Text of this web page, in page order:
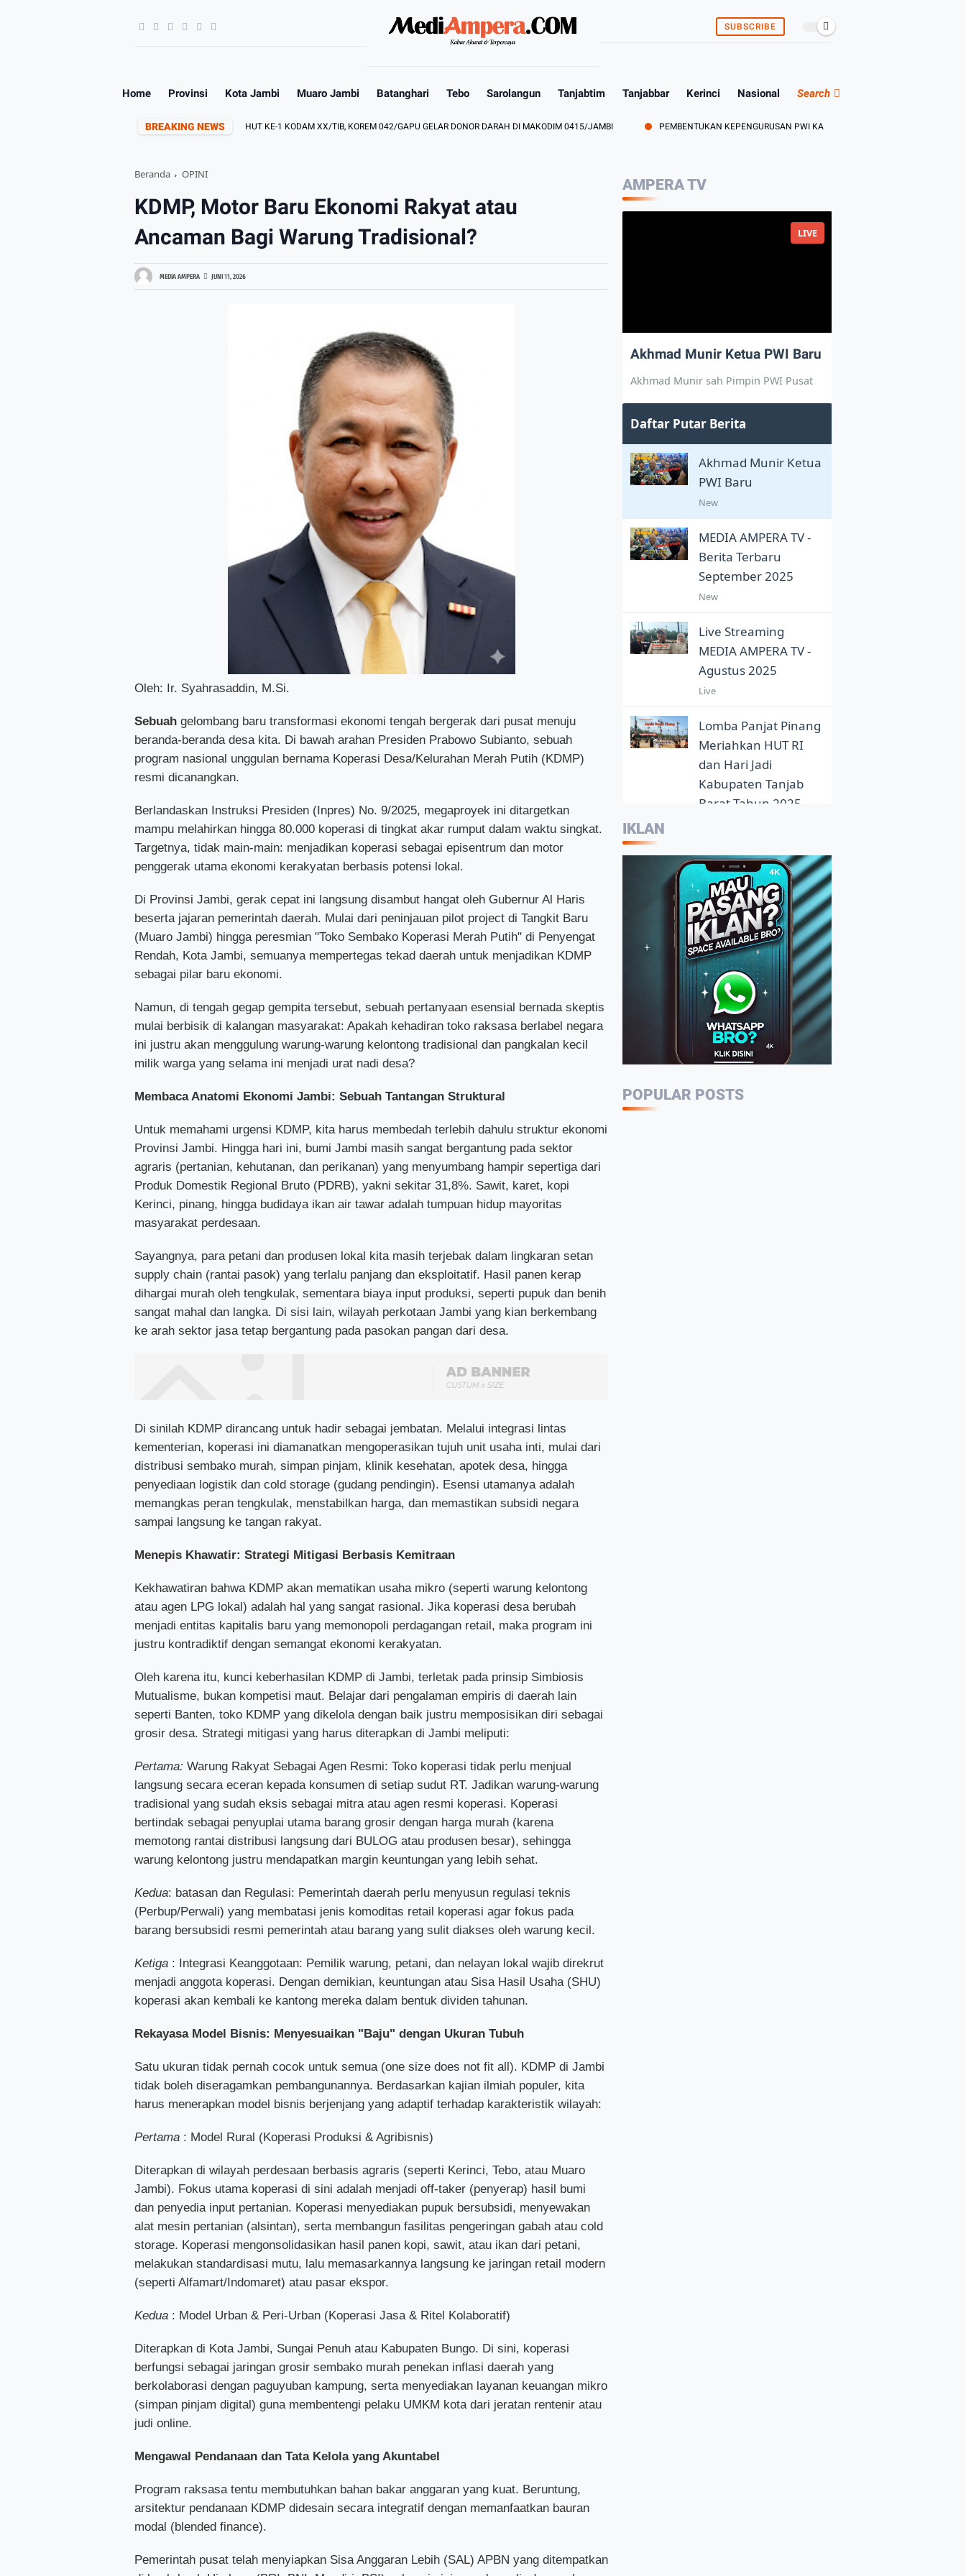
SUBSCRIBE
Home Provinsi Kota Jambi Muaro Jambi Batanghari Tebo Sarolangun Tanjabtim Tanjabbar Kerinci Nasional Search
BREAKING NEWS
PERINGATI HUT KE-1 KODAM XX/TIB, KOREM 042/GAPU GELAR DONOR DARAH DI MAKODIM 0415/JAMBI PEMBENTUKAN KEPENGURUSAN PWI KABUPATEN BUNGO DAN TEBO ADA DITANGAN
Beranda OPINI
KDMP, Motor Baru Ekonomi Rakyat atau
Ancaman Bagi Warung Tradisional?
MEDIA AMPERA JUNI 11, 2026
Oleh: Ir. Syahrasaddin, M.Si.
Sebuah gelombang baru transformasi ekonomi tengah bergerak dari pusat menuju
beranda-beranda desa kita. Di bawah arahan Presiden Prabowo Subianto, sebuah
program nasional unggulan bernama Koperasi Desa/Kelurahan Merah Putih (KDMP)
resmi dicanangkan.
Berlandaskan Instruksi Presiden (Inpres) No. 9/2025, megaproyek ini ditargetkan
mampu melahirkan hingga 80.000 koperasi di tingkat akar rumput dalam waktu singkat.
Targetnya, tidak main-main: menjadikan koperasi sebagai episentrum dan motor
penggerak utama ekonomi kerakyatan berbasis potensi lokal.
Di Provinsi Jambi, gerak cepat ini langsung disambut hangat oleh Gubernur Al Haris
beserta jajaran pemerintah daerah. Mulai dari peninjauan pilot project di Tangkit Baru
(Muaro Jambi) hingga peresmian "Toko Sembako Koperasi Merah Putih" di Penyengat
Rendah, Kota Jambi, semuanya mempertegas tekad daerah untuk menjadikan KDMP
sebagai pilar baru ekonomi.
Namun, di tengah gegap gempita tersebut, sebuah pertanyaan esensial bernada skeptis
mulai berbisik di kalangan masyarakat: Apakah kehadiran toko raksasa berlabel negara
ini justru akan menggulung warung-warung kelontong tradisional dan pangkalan kecil
milik warga yang selama ini menjadi urat nadi desa?
Membaca Anatomi Ekonomi Jambi: Sebuah Tantangan Struktural
Untuk memahami urgensi KDMP, kita harus membedah terlebih dahulu struktur ekonomi
Provinsi Jambi. Hingga hari ini, bumi Jambi masih sangat bergantung pada sektor
agraris (pertanian, kehutanan, dan perikanan) yang menyumbang hampir sepertiga dari
Produk Domestik Regional Bruto (PDRB), yakni sekitar 31,8%. Sawit, karet, kopi
Kerinci, pinang, hingga budidaya ikan air tawar adalah tumpuan hidup mayoritas
masyarakat perdesaan.
Sayangnya, para petani dan produsen lokal kita masih terjebak dalam lingkaran setan
supply chain (rantai pasok) yang terlalu panjang dan eksploitatif. Hasil panen kerap
dihargai murah oleh tengkulak, sementara biaya input produksi, seperti pupuk dan benih
sangat mahal dan langka. Di sisi lain, wilayah perkotaan Jambi yang kian berkembang
ke arah sektor jasa tetap bergantung pada pasokan pangan dari desa.
Di sinilah KDMP dirancang untuk hadir sebagai jembatan. Melalui integrasi lintas
kementerian, koperasi ini diamanatkan mengoperasikan tujuh unit usaha inti, mulai dari
distribusi sembako murah, simpan pinjam, klinik kesehatan, apotek desa, hingga
penyediaan logistik dan cold storage (gudang pendingin). Esensi utamanya adalah
memangkas peran tengkulak, menstabilkan harga, dan memastikan subsidi negara
sampai langsung ke tangan rakyat.
Menepis Khawatir: Strategi Mitigasi Berbasis Kemitraan
Kekhawatiran bahwa KDMP akan mematikan usaha mikro (seperti warung kelontong
atau agen LPG lokal) adalah hal yang sangat rasional. Jika koperasi desa berubah
menjadi entitas kapitalis baru yang memonopoli perdagangan retail, maka program ini
justru kontradiktif dengan semangat ekonomi kerakyatan.
Oleh karena itu, kunci keberhasilan KDMP di Jambi, terletak pada prinsip Simbiosis
Mutualisme, bukan kompetisi maut. Belajar dari pengalaman empiris di daerah lain
seperti Banten, toko KDMP yang dikelola dengan baik justru memposisikan diri sebagai
grosir desa. Strategi mitigasi yang harus diterapkan di Jambi meliputi:
Pertama: Warung Rakyat Sebagai Agen Resmi: Toko koperasi tidak perlu menjual
langsung secara eceran kepada konsumen di setiap sudut RT. Jadikan warung-warung
tradisional yang sudah eksis sebagai mitra atau agen resmi koperasi. Koperasi
bertindak sebagai penyuplai utama barang grosir dengan harga murah (karena
memotong rantai distribusi langsung dari BULOG atau produsen besar), sehingga
warung kelontong justru mendapatkan margin keuntungan yang lebih sehat.
Kedua: batasan dan Regulasi: Pemerintah daerah perlu menyusun regulasi teknis
(Perbup/Perwali) yang membatasi jenis komoditas retail koperasi agar fokus pada
barang bersubsidi resmi pemerintah atau barang yang sulit diakses oleh warung kecil.
Ketiga : Integrasi Keanggotaan: Pemilik warung, petani, dan nelayan lokal wajib direkrut
menjadi anggota koperasi. Dengan demikian, keuntungan atau Sisa Hasil Usaha (SHU)
koperasi akan kembali ke kantong mereka dalam bentuk dividen tahunan.
Rekayasa Model Bisnis: Menyesuaikan "Baju" dengan Ukuran Tubuh
Satu ukuran tidak pernah cocok untuk semua (one size does not fit all). KDMP di Jambi
tidak boleh diseragamkan pembangunannya. Berdasarkan kajian ilmiah populer, kita
harus menerapkan model bisnis berjenjang yang adaptif terhadap karakteristik wilayah:
Pertama : Model Rural (Koperasi Produksi & Agribisnis)
Diterapkan di wilayah perdesaan berbasis agraris (seperti Kerinci, Tebo, atau Muaro
Jambi). Fokus utama koperasi di sini adalah menjadi off-taker (penyerap) hasil bumi
dan penyedia input pertanian. Koperasi menyediakan pupuk bersubsidi, menyewakan
alat mesin pertanian (alsintan), serta membangun fasilitas pengeringan gabah atau cold
storage. Koperasi mengonsolidasikan hasil panen kopi, sawit, atau ikan dari petani,
melakukan standardisasi mutu, lalu memasarkannya langsung ke jaringan retail modern
(seperti Alfamart/Indomaret) atau pasar ekspor.
Kedua : Model Urban & Peri-Urban (Koperasi Jasa & Ritel Kolaboratif)
Diterapkan di Kota Jambi, Sungai Penuh atau Kabupaten Bungo. Di sini, koperasi
berfungsi sebagai jaringan grosir sembako murah penekan inflasi daerah yang
berkolaborasi dengan paguyuban kampung, serta menyediakan layanan keuangan mikro
(simpan pinjam digital) guna membentengi pelaku UMKM kota dari jeratan rentenir atau
judi online.
Mengawal Pendanaan dan Tata Kelola yang Akuntabel
Program raksasa tentu membutuhkan bahan bakar anggaran yang kuat. Beruntung,
arsitektur pendanaan KDMP didesain secara integratif dengan memanfaatkan bauran
modal (blended finance).
Pemerintah pusat telah menyiapkan Sisa Anggaran Lebih (SAL) APBN yang ditempatkan
AMPERA TV
LIVE
Akhmad Munir Ketua PWI Baru
Akhmad Munir sah Pimpin PWI Pusat
Daftar Putar Berita
Akhmad Munir Ketua
PWI Baru
New
MEDIA AMPERA TV -
Berita Terbaru
September 2025
New
Live Streaming
MEDIA AMPERA TV -
Agustus 2025
Live
Lomba Panjat Pinang
Meriahkan HUT RI
dan Hari Jadi
Kabupaten Tanjab
Barat Tahun 2025
Eloknya Panorama
Sunset Pantai Pasir
Aurduri Dikala Senja
4:33
Kepala Balai Bahasa
Jambi, Wartawan Jadi
Garda Terdepan
Penggunaan Bahasa
Indonesia
2:07
Warga Sambut Baik
Himbauan Wali Kota
IKLAN
POPULAR POSTS